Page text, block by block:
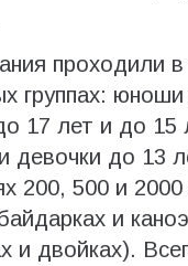
проходили в
группах: юноши
17 лет и до 15
девочки до 13
200, 500 и
и каноэ
и двойках).